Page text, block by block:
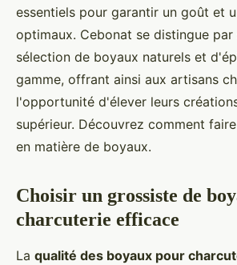
essentiels pour garantir un goût et
optimaux. Cebonat se distingue par
sélection de boyaux naturels et
gamme, offrant ainsi aux artisans
l'opportunité d'élever leurs
supérieur. Découvrez comment
en matière de boyaux.
Choisir un grossiste de
charcuterie efficace
La qualité des boyaux pour